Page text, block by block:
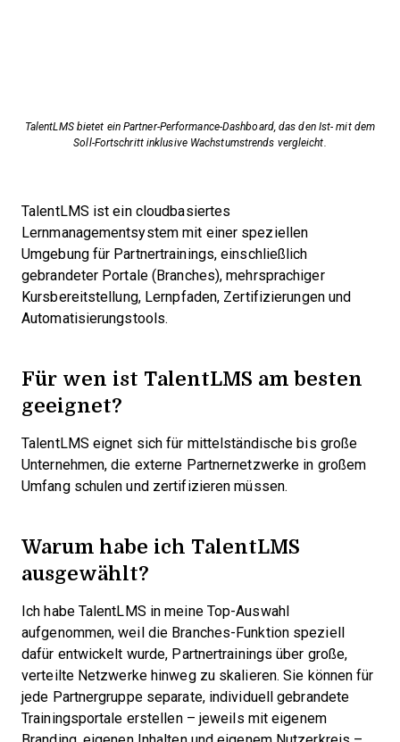
TalentLMS bietet ein Partner-Performance-Dashboard, das den Ist- mit dem
Soll-Fortschritt inklusive Wachstumstrends vergleicht.
TalentLMS ist ein cloudbasiertes
Lernmanagementsystem mit einer speziellen
Umgebung für Partnertrainings, einschließlich
gebrandeter Portale (Branches), mehrsprachiger
Kursbereitstellung, Lernpfaden, Zertifizierungen und
Automatisierungstools.
Für wen ist TalentLMS am besten
geeignet?
TalentLMS eignet sich für mittelständische bis große
Unternehmen, die externe Partnernetzwerke in großem
Umfang schulen und zertifizieren müssen.
Warum habe ich TalentLMS
ausgewählt?
Ich habe TalentLMS in meine Top-Auswahl
aufgenommen, weil die Branches-Funktion speziell
dafür entwickelt wurde, Partnertrainings über große,
verteilte Netzwerke hinweg zu skalieren. Sie können für
jede Partnergruppe separate, individuell gebrandete
Trainingsportale erstellen – jeweils mit eigenem